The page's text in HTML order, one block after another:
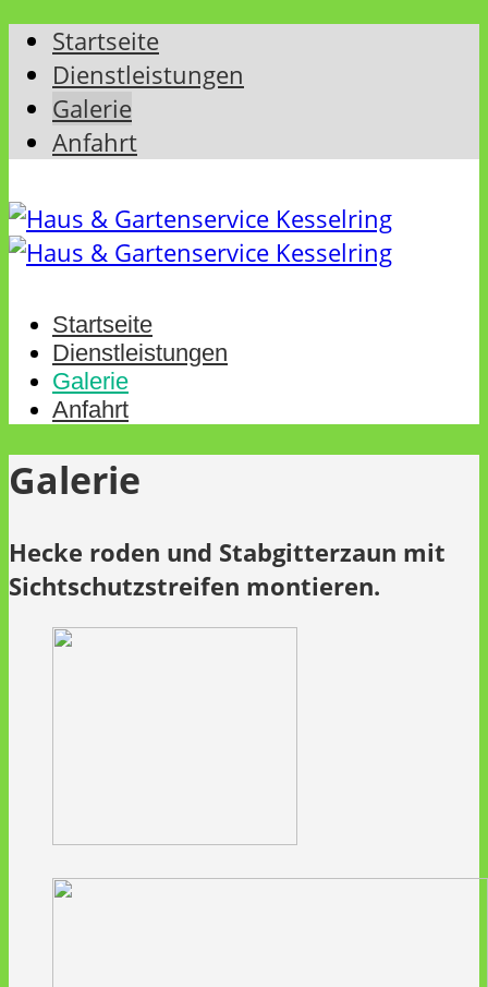
Startseite
Dienstleistungen
Galerie
Anfahrt
Startseite
Dienstleistungen
Galerie
Anfahrt
Galerie
Hecke roden und Stabgitterzaun mit
Sichtschutzstreifen montieren.